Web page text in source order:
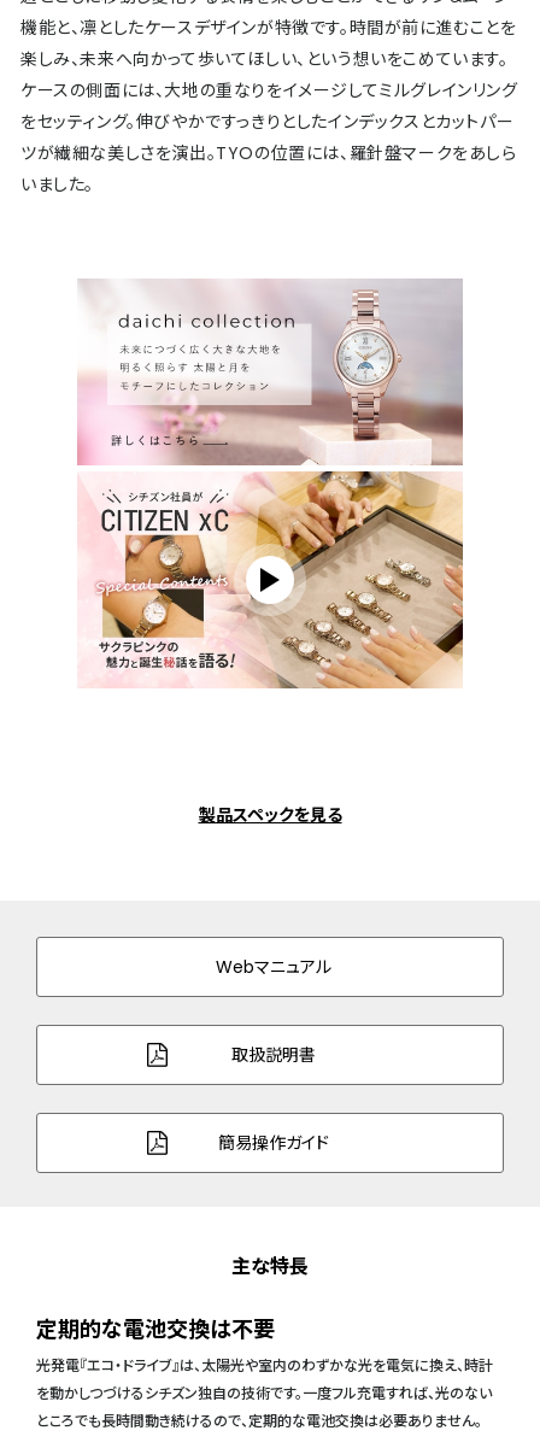
機能と、凛としたケースデザインが特徴です。時間が前に進むことを
楽しみ、未来へ向かって歩いてほしい、という想いをこめています。
ケースの側面には、大地の重なりをイメージしてミルグレインリング
をセッティング。伸びやかですっきりとしたインデックスとカットパー
ツが繊細な美しさを演出。TYOの位置には、羅針盤マークをあしら
いました。
製品スペックを見る
Webマニュアル
取扱説明書
簡易操作ガイド
主な特長
定期的な電池交換は不要
光発電『エコ・ドライブ』は、太陽光や室内のわずかな光を電気に換え、時計
を動かしつづけるシチズン独自の技術です。一度フル充電すれば、光のない
ところでも長時間動き続けるので、定期的な電池交換は必要ありません。